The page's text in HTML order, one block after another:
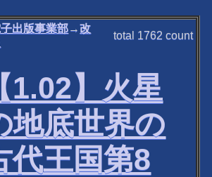
出版事業部→改
total 1762 count
【1.02】火星
地底世界の
代王国第8